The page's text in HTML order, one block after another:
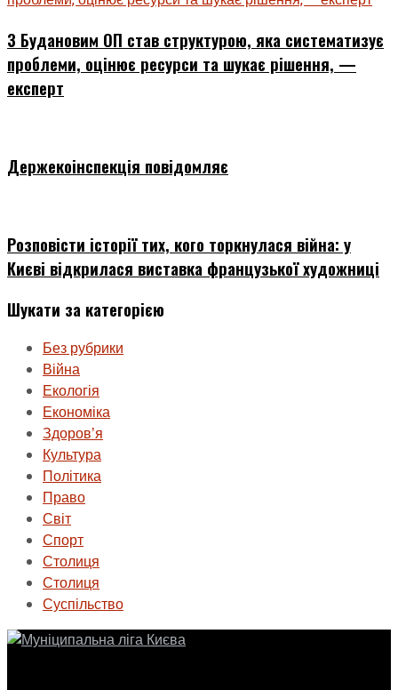
З Будановим ОП став структурою, яка систематизує
проблеми, оцінює ресурси та шукає рішення, —
експерт
Держекоінспекція повідомляє
Розповісти історії тих, кого торкнулася війна: у
Києві відкрилася виставка французької художниці
Шукати за категорією
Без рубрики
Війна
Екологія
Економіка
Здоровʼя
Культура
Політика
Право
Світ
Спорт
Столиця
Столиця
Суспільство